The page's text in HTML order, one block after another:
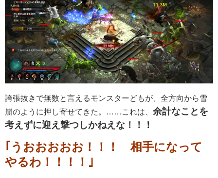
誇張抜きで無数と言えるモンスターどもが、全方向から雪
崩のように押し寄せてきた。……これは、 余計なことを
考えずに迎え撃つしかねえな！！！
｢うおおおおお！！！ 相手になって
やるわ！！！！｣